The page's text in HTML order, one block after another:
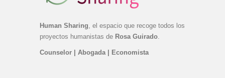
Human Sharing, el espacio que recoge todos los
proyectos humanistas de Rosa Guirado.
Counselor | Abogada | Economista